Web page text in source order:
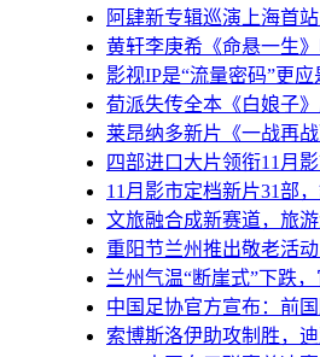
阿肆新专辑巡演上海首
黄轩李庚希《命悬一生》
影视IP是“流量密码”更应
荀派失传全本《白娘子
莱昂纳多新片《一战再
四部进口大片领衔11月
11月影市定档新片31部
文旅融合成新赛道，旅
重阳节兰州推出敬老活
兰州气温“断崖式”下跌
中国足协官方宣布：前
索博斯洛伊助攻制胜，